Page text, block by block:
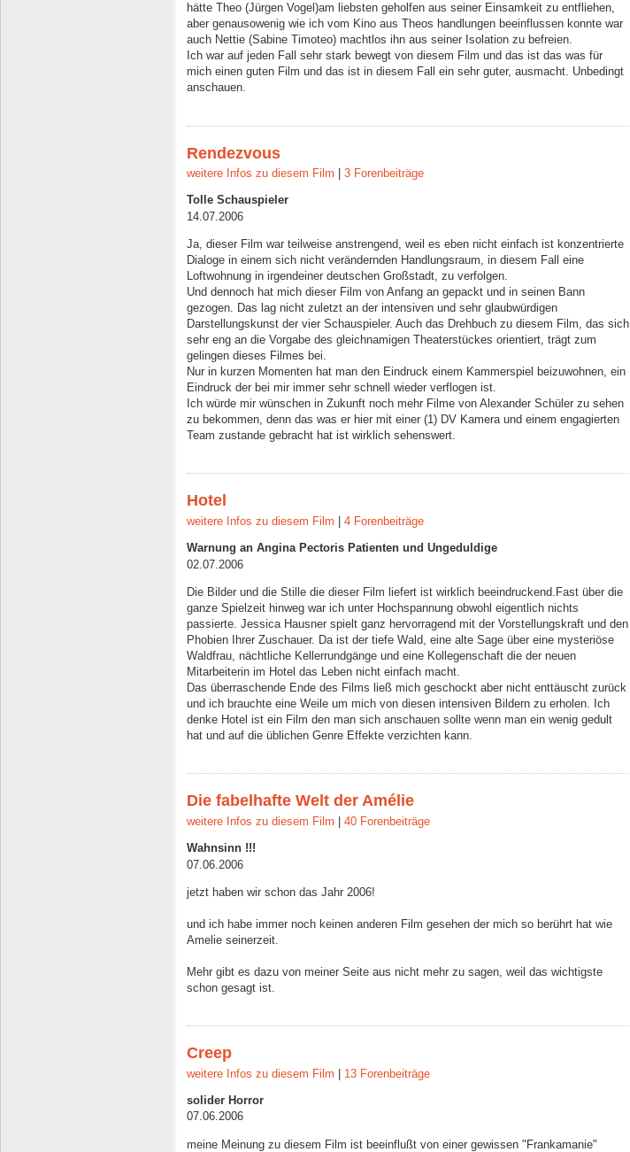
hätte Theo (Jürgen Vogel)am liebsten geholfen aus seiner Einsamkeit zu entfliehen,
aber genausowenig wie ich vom Kino aus Theos handlungen beeinflussen konnte war
auch Nettie (Sabine Timoteo) machtlos ihn aus seiner Isolation zu befreien.
Ich war auf jeden Fall sehr stark bewegt von diesem Film und das ist das was für
mich einen guten Film und das ist in diesem Fall ein sehr guter, ausmacht. Unbedingt
anschauen.
Rendezvous
weitere Infos zu diesem Film 3 Forenbeiträge
Tolle Schauspieler
14.07.2006
Ja, dieser Film war teilweise anstrengend, weil es eben nicht einfach ist konzentrierte
Dialoge in einem sich nicht verändernden Handlungsraum, in diesem Fall eine
Loftwohnung in irgendeiner deutschen Großstadt, zu verfolgen.
Und dennoch hat mich dieser Film von Anfang an gepackt und in seinen Bann
gezogen. Das lag nicht zuletzt an der intensiven und sehr glaubwürdigen
Darstellungskunst der vier Schauspieler. Auch das Drehbuch zu diesem Film, das sich
sehr eng an die Vorgabe des gleichnamigen Theaterstückes orientiert, trägt zum
gelingen dieses Filmes bei.
Nur in kurzen Momenten hat man den Eindruck einem Kammerspiel beizuwohnen, ein
Eindruck der bei mir immer sehr schnell wieder verflogen ist.
Ich würde mir wünschen in Zukunft noch mehr Filme von Alexander Schüler zu sehen
zu bekommen, denn das was er hier mit einer (1) DV Kamera und einem engagierten
Team zustande gebracht hat ist wirklich sehenswert.
Hotel
weitere Infos zu diesem Film 4 Forenbeiträge
Warnung an Angina Pectoris Patienten und Ungeduldige
02.07.2006
Die Bilder und die Stille die dieser Film liefert ist wirklich beeindruckend.Fast über die
ganze Spielzeit hinweg war ich unter Hochspannung obwohl eigentlich nichts
passierte. Jessica Hausner spielt ganz hervorragend mit der Vorstellungskraft und den
Phobien Ihrer Zuschauer. Da ist der tiefe Wald, eine alte Sage über eine mysteriöse
Waldfrau, nächtliche Kellerrundgänge und eine Kollegenschaft die der neuen
Mitarbeiterin im Hotel das Leben nicht einfach macht.
Das überraschende Ende des Films ließ mich geschockt aber nicht enttäuscht zurück
und ich brauchte eine Weile um mich von diesen intensiven Bildern zu erholen. Ich
denke Hotel ist ein Film den man sich anschauen sollte wenn man ein wenig gedult
hat und auf die üblichen Genre Effekte verzichten kann.
Die fabelhafte Welt der Amélie
weitere Infos zu diesem Film 40 Forenbeiträge
Wahnsinn !!!
07.06.2006
jetzt haben wir schon das Jahr 2006!
und ich habe immer noch keinen anderen Film gesehen der mich so berührt hat wie
Amelie seinerzeit.
Mehr gibt es dazu von meiner Seite aus nicht mehr zu sagen, weil das wichtigste
schon gesagt ist.
Creep
weitere Infos zu diesem Film | 13 Forenbeiträge
solider Horror
07.06.2006
meine Meinung zu diesem Film ist beeinflußt von einer gewissen "Frankamanie"